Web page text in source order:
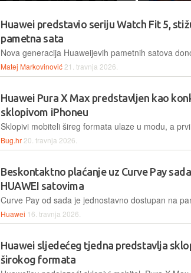
Huawei predstavio seriju Watch Fit 5,
pametna sata
Matej Markovinović 21. travnja 2026.
Huawei Pura X Max predstavljen kao
sklopivom iPhoneu
Bug.hr 20. travnja 2026.
Beskontaktno plaćanje uz Curve Pay
HUAWEI satovima
Huawei 16. travnja 2026.
Huawei sljedećeg tjedna predstavlja
širokog formata